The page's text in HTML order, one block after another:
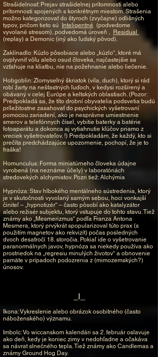
Strašidelnosť: Prejav strašidelnej prítomnosti alebo
prítomnosti spojených s konkrétnym miestom. Strašenia
možno kategorizovať do štyroch (zvyčajne) odlišných
typov, pričom tieto sú Inteligentné (podvedome
vyvolané stresom), podvedomá úroveň , Residual
(replay) a Demonic (iný ako ľudský pôvod).
Zaklínadlo: Kúzlo pôsobiace alebo „kúzlo“, ktoré má
ovplyvniť vôľu alebo osud človeka, najčastejšie sa
vzťahuje na kliatbu, nie na požehnanie alebo liečenie.
Hobgoblin: Zlomyseľný škriatok (víla, duch), ktorý si rád
robí žarty na nešťastných ľuďoch, v kedysi rozšírený a
obávaný v celej Európe a keltských oblastiach. (Pozor:
Predpokladá sa, že títo drobní obyvatelia podsvetia budú
príležitostne zasahovať do psychických vyšetrovaní
pomocou zariadení, ako je nesprávne umiestnenie
smerov a telefónnych čísel, vybitie baterky a batérie
fotoaparátu a dokonca aj vytiahnutie kľúčov priamo z
vreciek vyšetrovateľov. !) Predpokladám, že každý, kto si
prečíta predchádzajúce upozornenie, pochopí, že je to
fraška!
Homunculus: Forma miniatúrneho človeka údajne
vyrobená (na neznáme účely) v laboratóriách
stredovekých alchymistov. Pozri tiež: Alchýmia
Hypnóza: Stav hlbokého mentálneho sústredenia, ktorý
je v skutočnosti vyvolaný samým sebou, hoci vonkajší
činiteľ – „hypnotizér“ – často pôsobí ako katalyzátor
alebo režisér subjektu, ktorý vstupuje do tohto stavu. Tiež
známy ako „Mesmerizmus“ podľa Franza Antona
Mesmera, ktorý prvýkrát spopularizoval túto prax (s
použitím magnetov ako rekvizít) počas posledných
dvoch desaťročí 18. storočia. Pokiaľ ide o vyšetrovanie
paranormálnych javov, hypnóza sa niekedy používa ako
prostriedok na „regresiu minulých životov“ a obnovenie
pamäte v prípadoch podozrenia z (mimozemských?)
únosov.
_I_
Ikona: Vykreslenie alebo obrázok osobitného (často
náboženského) významu.
Imbolc: Vo wiccanskom kalendári sa 2. február oslavuje
ako deň, kedy je koniec zimy v nedohľadne a očakáva
sa návrat slnečného tepla. Tiež známy ako Candlemas a
známy Ground Hog Day.